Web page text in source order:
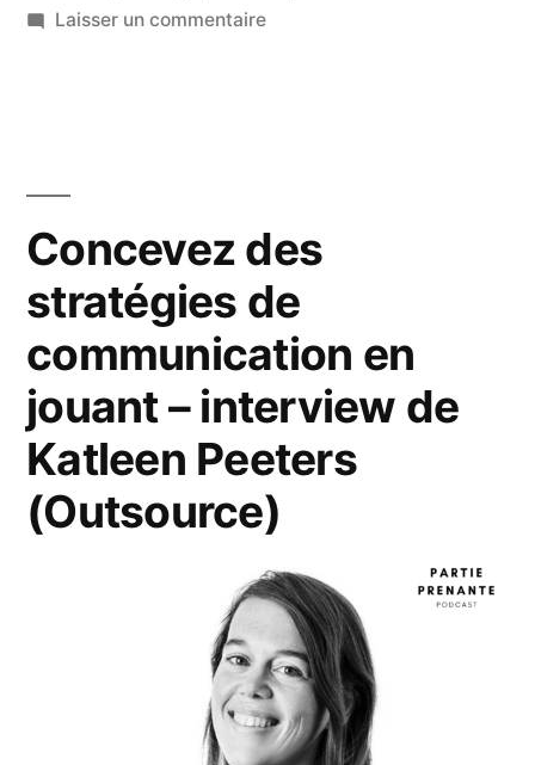
Laisser un commentairesur
à
aux
content
assets
Concevez des
stratégies de
communication en
jouant – interview de
Katleen Peeters
(Outsource)